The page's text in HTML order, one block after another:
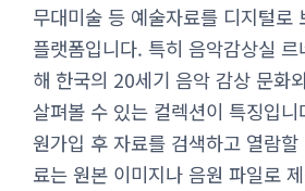
무대미술 등 예술자료를 디지털로
플랫폼입니다. 특히 음악감상실
해 한국의 20세기 음악 감상 문화
살펴볼 수 있는 컬렉션이 특징입
원가입 후 자료를 검색하고 열람
료는 원본 이미지나 음원 파일로